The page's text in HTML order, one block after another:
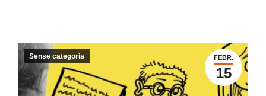
FEBR.
15
Sense categoria